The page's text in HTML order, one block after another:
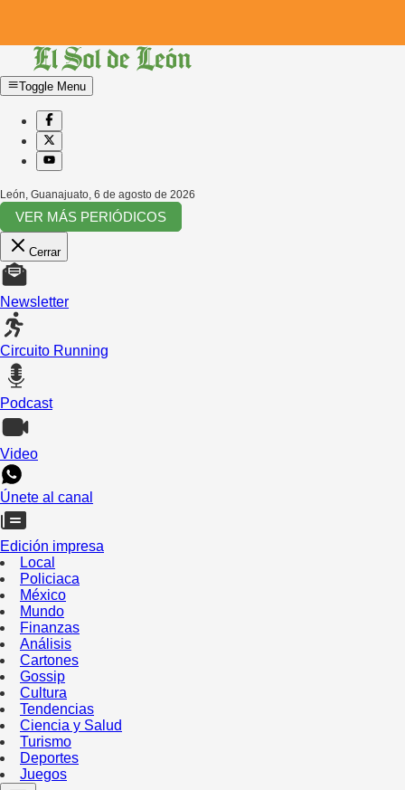
Toggle Menu
León, Guanajuato, 6 de agosto de 2026
VER MÁS PERIÓDICOS
Cerrar
Newsletter
Circuito Running
Podcast
Video
Únete al canal
Edición impresa
Local
Policiaca
México
Mundo
Finanzas
Análisis
Cartones
Gossip
Cultura
Tendencias
Ciencia y Salud
Turismo
Deportes
Juegos